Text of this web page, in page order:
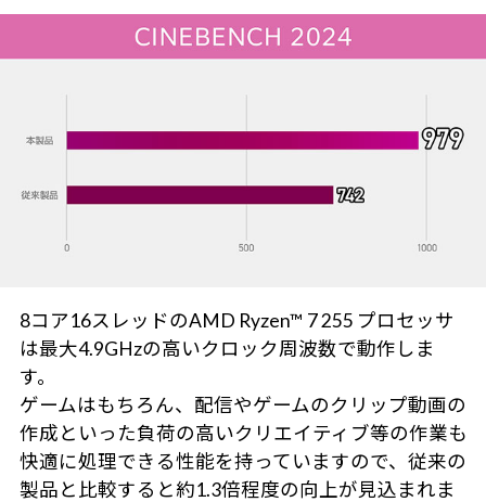
8コア16スレッドのAMD Ryzen™ 7 255 プロセッサ
は最大4.9GHzの高いクロック周波数で動作しま
す。
ゲームはもちろん、配信やゲームのクリップ動画の
作成といった負荷の高いクリエイティブ等の作業も
快適に処理できる性能を持っていますので、従来の
製品と比較すると約1.3倍程度の向上が見込まれま